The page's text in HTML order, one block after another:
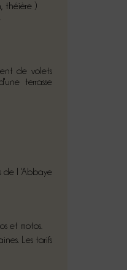
théière )
de volets
terrasse
de l 'Abbaye
et motos.
Les tarifs